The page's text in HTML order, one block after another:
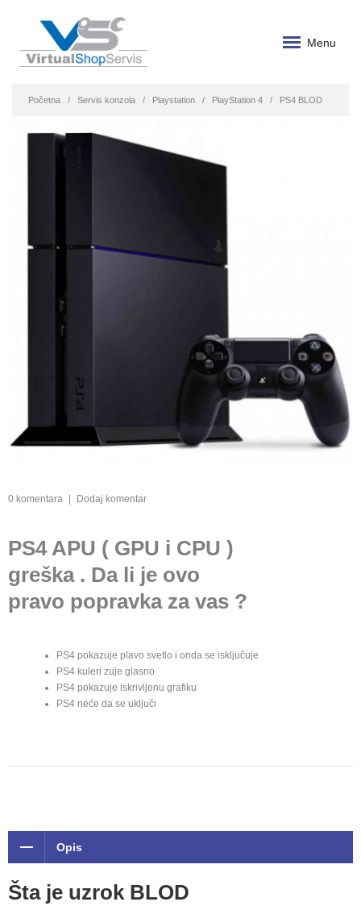
Menu
Početna Servis konzola Playstation PlayStation 4 PS4 BLOD
0 komentara Dodaj komentar
PS4 APU ( GPU i CPU )
greška . Da li je ovo
pravo popravka za vas ?
PS4 pokazuje plavo svetlo i onda se isključuje
PS4 kuleri zuje glasno
PS4 pokazuje iskrivljenu grafiku
PS4 neće da se uključi
Opis
Šta je uzrok BLOD